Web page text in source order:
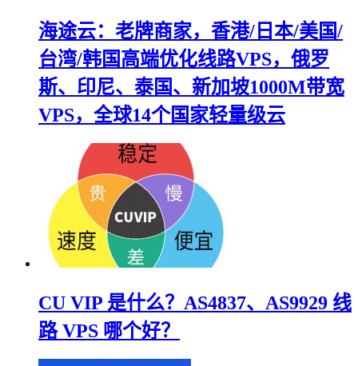
海途云：老牌商家，香港/日本/美国/
台湾/韩国高端优化线路VPS，俄罗
斯、印尼、泰国、新加坡1000M带宽
VPS，全球14个国家轻量级云
CU VIP 是什么？AS4837、AS9929 线
路 VPS 哪个好？